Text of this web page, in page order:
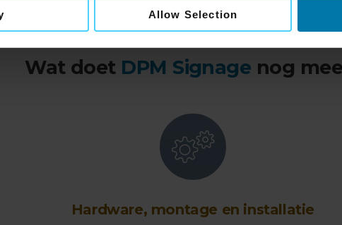
Allow Selection
Wat doet DPM Signage nog
Hardware, montage en installatie